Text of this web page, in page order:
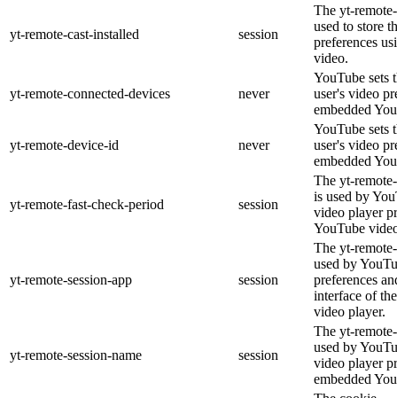
yt-remote-cast-installed session
The yt-
used to store
preferences
video.
yt-remote-connected-devices never
YouTube sets
user's video
embedded
yt-remote-device-id never
YouTube sets
user's video
embedded
yt-remote-fast-check-period session
The yt-
is used by
video player
YouTube
yt-remote-session-app session
The yt-
used by
preferences
interface of
video player.
yt-remote-session-name session
The yt-
used by
video player
embedded